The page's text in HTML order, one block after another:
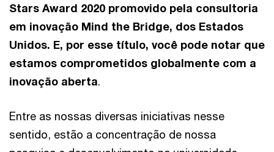
Stars Award 2020 promovido pela consultoria
em inovação Mind the Bridge, dos Estados
Unidos. E, por esse título, você pode notar que
estamos comprometidos globalmente com a
inovação aberta.
Entre as nossas diversas iniciativas nesse
sentido, estão a concentração de nossa